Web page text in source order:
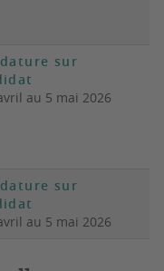
sur
au 5 mai 2026
sur
au 5 mai 2026